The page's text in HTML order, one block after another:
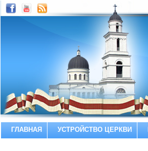
ГЛАВНАЯ УСТРОЙСТВО ЦЕРКВИ